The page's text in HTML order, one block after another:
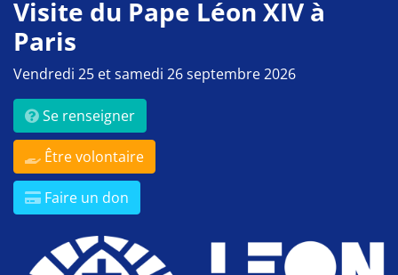
Visite du Pape Léon XIV à
Paris
Vendredi 25 et samedi 26 septembre 2026
Se renseigner
Être volontaire
Faire un don